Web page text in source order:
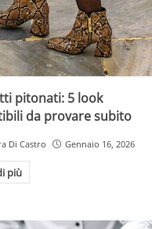
pitonati: 5 look
da provare subito
Di Castro Gennaio 16, 2026
più